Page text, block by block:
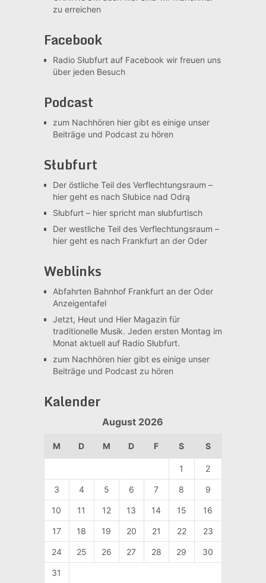
zu erreichen
Facebook
Radio Słubfurt auf Facebook wir freuen uns
über jeden Besuch
Podcast
zum Nachhören hier gibt es einige unser
Beiträge und Podcast zu hören
Słubfurt
Der östliche Teil des Verflechtungsraum –
hier geht es nach Słubice nad Odrą
Słubfurt –hier spricht man słubfurtisch
Der westliche Teil des Verflechtungsraum –
hier geht es nach Frankfurt an der Oder
Weblinks
Abfahrten Bahnhof Frankfurt an der Oder
Anzeigentafel
Jetzt, Heut und HierMagazin für
traditionelle Musik. Jeden ersten Montag im
Monat aktuell auf Radio Słubfurt.
zum Nachhören hier gibt es einige unser
Beiträge und Podcast zu hören
Kalender
August 2026
M D M D F S S
1 2
3 4 5 6 7 8 9
10 11 12 13 14 15 16
17 18 19 20 21 22 23
24 25 26 27 28 29 30
31